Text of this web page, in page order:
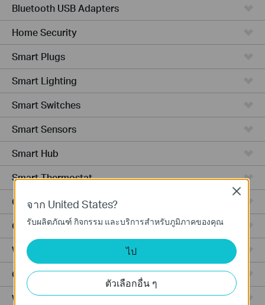
Bluetooth USB Adapters
Home Security
Smart Plugs
Smart Lighting
Smart Switches
Smart Sensors
Smart Hub
Smart Thermostat
Ceiling Mount
Outdoor
Wall Plate
GPON
Wireless Bridge
จาก United States?
รับผลิตภัณฑ์ กิจกรรม และบริการสำหรับภูมิภาคของคุณ
ไป
ตัวเลือกอื่น ๆ
Close